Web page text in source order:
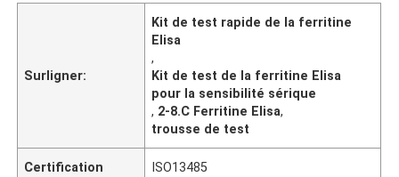
Surligner:
Kit de test rapide de la ferritine
Elisa
,
Kit de test de la ferritine Elisa
pour la sensibilité sérique
, 2-8.C Ferritine Elisa,
trousse de test
Certification ISO13485